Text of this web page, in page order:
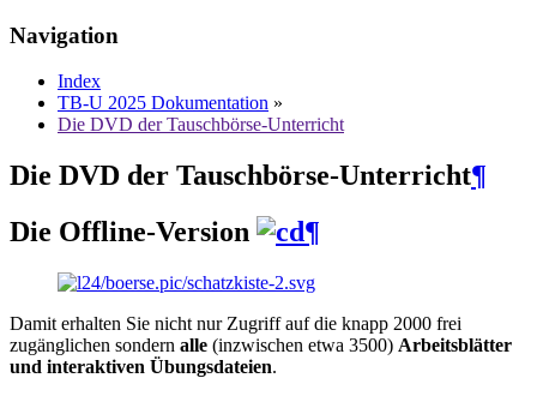
Navigation
Index
TB-U 2025 Dokumentation »
Die DVD der Tauschbörse-Unterricht
Die DVD der Tauschbörse-Unterricht¶
Die Offline-Version
¶
Damit erhalten Sie nicht nur Zugriff auf die knapp 2000 frei
zugänglichen sondern alle (inzwischen etwa 3500) Arbeitsblätter
und interaktiven Übungsdateien.